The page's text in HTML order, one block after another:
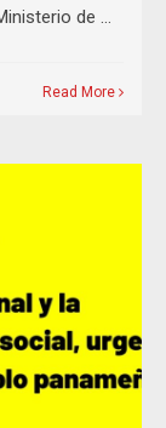
de …
Read More